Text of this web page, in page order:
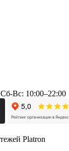
Вс: 10:00–22:00
Platron